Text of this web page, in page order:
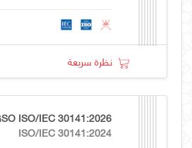
نظرة سريعة
ISO/IEC 30141:2026
ISO/IEC 30141:2024